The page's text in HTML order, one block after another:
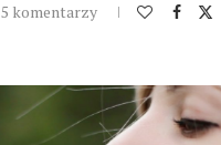
5 komentarzy